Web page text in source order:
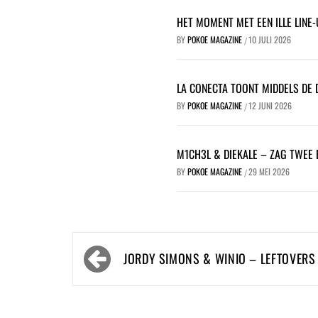
HET MOMENT MET EEN ILLE
BYPOKOE MAGAZINE /10 JULI 2026
LA CONECTA TOONT MIDDELS
BYPOKOE MAGAZINE /12 JUNI 2026
M1CH3L & DIEKALE – ZAG TWEE
BYPOKOE MAGAZINE /29 MEI 2026
Bericht
navigatieJORDY SIMONS & WINIO – LEFTOVERS